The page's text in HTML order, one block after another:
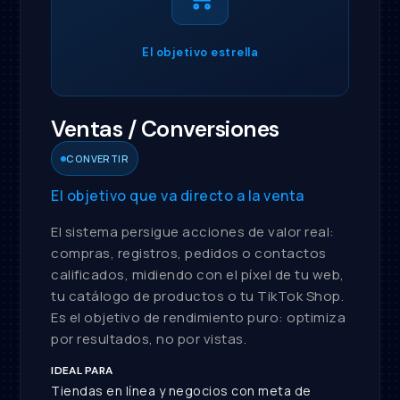
El objetivo estrella
Ventas / Conversiones
CONVERTIR
El objetivo que va directo a la venta
El sistema persigue acciones de valor real:
compras, registros, pedidos o contactos
calificados, midiendo con el píxel de tu web,
tu catálogo de productos o tu TikTok Shop.
Es el objetivo de rendimiento puro: optimiza
por resultados, no por vistas.
IDEAL PARA
Tiendas en línea y negocios con meta de